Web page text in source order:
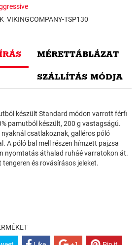
TSP130
MÉRETTÁBLÁZAT
SZÁLLÍTÁS MÓDJA
készült Standard módon varrott férfi
pamutból készült, 200 g vastagságú.
csatlakoznak, galléros póló
A póló bal mell részen hímzett pajzsa
nyomtatás áthalad ruháé varratokon át.
és rovásírásos jeleket.